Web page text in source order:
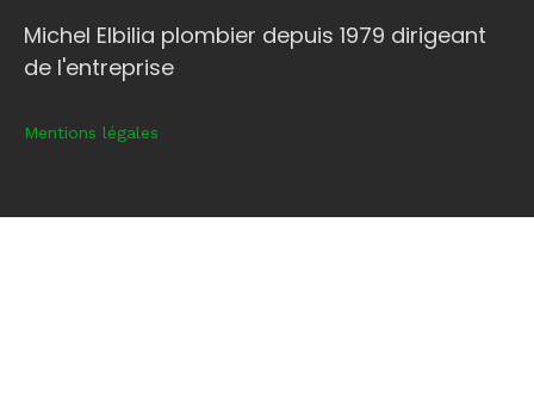
Michel Elbilia plombier depuis 1979 dirigeant
de l'entreprise
Mentions légales